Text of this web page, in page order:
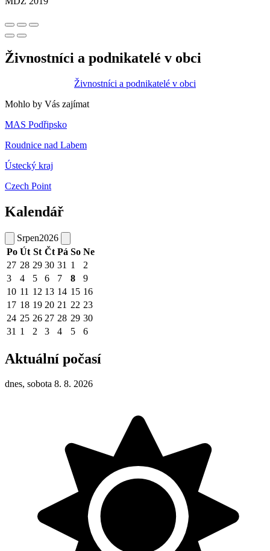
Živnostníci a podnikatelé v obci
Živnostníci a podnikatelé v obci
Mohlo by Vás zajímat
MAS Podřipsko
Roudnice nad Labem
Ústecký kraj
Czech Point
Kalendář
Srpen2026
Po Út St Čt Pá So Ne
27 28 29 30 31 1
2
3
4 5 6 7 8
9
10 11 12 13 14 15 16
17 18 19 20 21 22 23
24 25 26 27 28 29 30
31 1 2 3 4 5 6
Aktuální počasí
dnes, sobota 8. 8. 2026